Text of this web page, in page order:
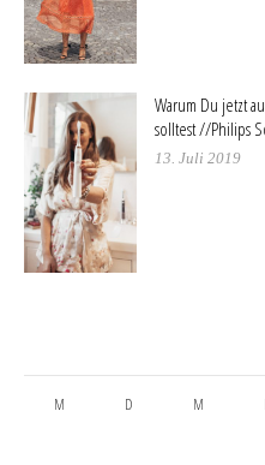
Warum Du jetzt
solltest //Philips
13. Juli 2019
M D M